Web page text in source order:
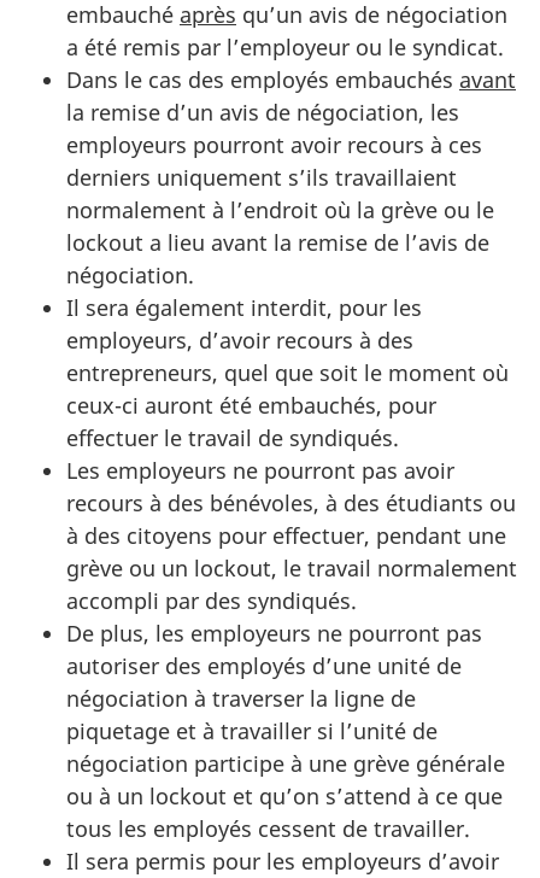
embauché après qu’un avis de négociation
a été remis par l’employeur ou le syndicat.
Dans le cas des employés embauchés avant
la remise d’un avis de négociation, les
employeurs pourront avoir recours à ces
derniers uniquement s’ils travaillaient
normalement à l’endroit où la grève ou le
lockout a lieu avant la remise de l’avis de
négociation.
Il sera également interdit, pour les
employeurs, d’avoir recours à des
entrepreneurs, quel que soit le moment où
ceux-ci auront été embauchés, pour
effectuer le travail de syndiqués.
Les employeurs ne pourront pas avoir
recours à des bénévoles, à des étudiants ou
à des citoyens pour effectuer, pendant une
grève ou un lockout, le travail normalement
accompli par des syndiqués.
De plus, les employeurs ne pourront pas
autoriser des employés d’une unité de
négociation à traverser la ligne de
piquetage et à travailler si l’unité de
négociation participe à une grève générale
ou à un lockout et qu’on s’attend à ce que
tous les employés cessent de travailler.
Il sera permis pour les employeurs d’avoir